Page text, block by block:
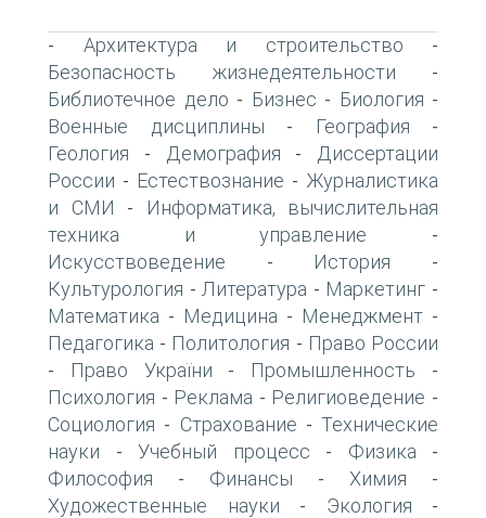
- Архитектура и строительство -
Безопасность жизнедеятельности -
Библиотечное дело - Бизнес - Биология -
Военные дисциплины - География -
Геология - Демография -
Диссертации
России - Естествознание - Журналистика
и СМИ -
Информатика, вычислительная
техника и управление -
Искусствоведение - История -
Культурология - Литература - Маркетинг -
Математика - Медицина - Менеджмент -
Педагогика - Политология - Право России
- Право України - Промышленность -
Психология - Реклама - Религиоведение -
Социология - Страхование - Технические
науки - Учебный процесс - Физика -
Философия - Финансы - Химия -
Художественные науки - Экология -